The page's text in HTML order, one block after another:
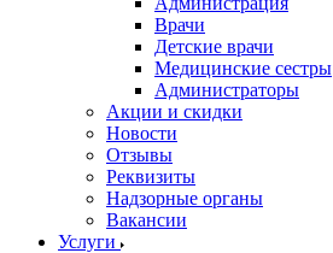
Врачи
Детские врачи
Медицинские сестры
Администраторы
Акции и скидки
Новости
Отзывы
Реквизиты
Надзорные органы
Вакансии
Услуги